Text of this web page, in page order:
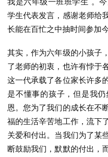
学生代表发言，感谢老师给
长能在百忙之中抽时间参加
其实，作为六年级的小孩子
了老师的初衷，也许有悖于
这一代承载了各位家长许多
是不懂事的孩子，但是我
恩。您为了我们的成长在不
福的生活辛苦地工作，流下
关爱和付出。当我们为了某
断鼓励我们，默默的付出，